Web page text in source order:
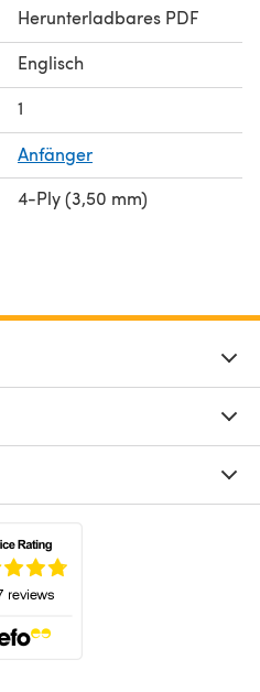
Herunterladbares PDF
Englisch
1
Anfänger
4-Ply (3,50 mm)